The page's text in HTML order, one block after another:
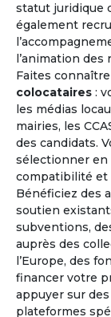
statut juridique
également
l’animation des
Faites
colocataires :
les médias
mairies, les
des candidats.
sélectionner en
compatibilité et
Bénéficiez des
soutien
subventions,
auprès des
l’Europe, des
financer votre
appuyer sur
plateformes
"Lors d'une
collective a
en effet
circulant